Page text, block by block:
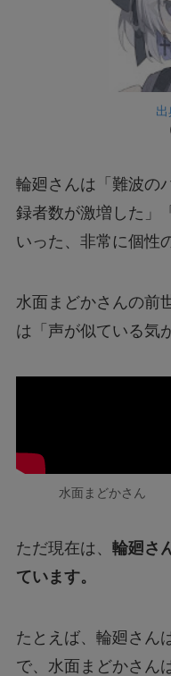
輪廻さんは「難波の
録者数が激増した」
いった、非常に個性
水面まどかさんの前
は「声が似ている気
水面まどかさん
ただ現在は、 輪廻さ
ています。
たとえば、輪廻さん
で、水面まどかさん